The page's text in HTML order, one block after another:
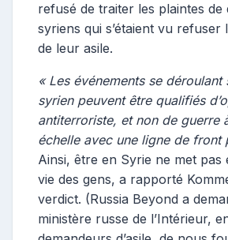
refusé de traiter les plaintes de
syriens qui s’étaient vu refuser
de leur asile.
« Les événements se déroulant
syrien peuvent être qualifiés
antiterroriste, et non de guerre
échelle avec une ligne de front
Ainsi, être en Syrie ne met pas
vie des gens, a rapporté
verdict. (Russia Beyond a
ministère russe de l’Intérieur,